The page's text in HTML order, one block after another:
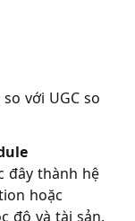
với UGC so
đây thành hệ
hoặc
độ và tài sản.